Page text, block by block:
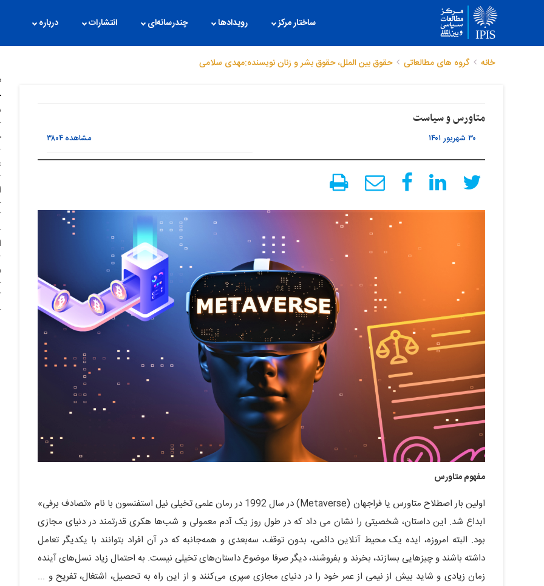
ساختار مرکز رویدادها چندرسانه‌ای انتشارات درباره
خانه گروه های مطالعاتی حقوق بین الملل، حقوق بشر و زناننویسنده:مهدی سلامی
متاورس و سیاست
۳۰ شهریور ۱۴۰۱ مشاهده۳۸۰۴
مفهوم متاورس
اولین بار اصطلاح متاورس یا فراجهان (Metaverse) در سال 1992 در رمان علمی تخیلی نیل استفنسون با نام «تصادف برفی»
ابداع شد. این داستان، شخصیتی را نشان می داد که در طول روز یک آدم معمولی و شب‌ها هکری قدرتمند در دنیای مجازی
بود. البته امروزه، ایده یک محیط آنلاین دائمی، بدون توقف، سه‌بعدی و همه‌جانبه که در آن افراد بتوانند با یکدیگر تعامل
داشته باشند و چیزهایی بسازند، بخرند و بفروشند، دیگر صرفا موضوع داستان‌های تخیلی نیست. به احتمال زیاد نسل‌های آینده
زمان زیادی و شاید بیش از نیمی از عمر خود را در دنیای مجازی سپری می‌کنند و از این راه به تحصیل، اشتغال، تفریح و ...